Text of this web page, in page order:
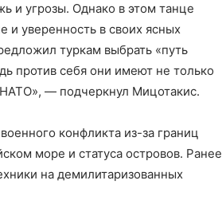
и угрозы. Однако в этом танце
и уверенность в своих ясных
туркам выбрать «путь
против себя они имеют не только
— подчеркнул Мицотакис.
конфликта из-за границ
море и статуса островов. Ранее
на демилитаризованных